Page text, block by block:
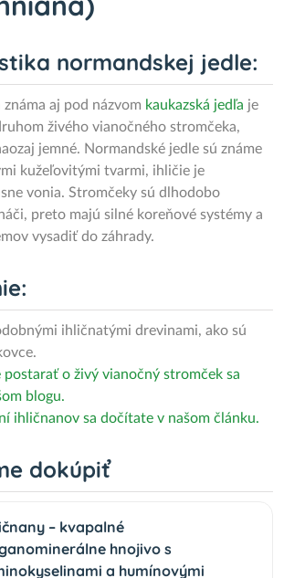
normandskej jedle:
aj pod názvom kaukazská jedľa je
živého vianočného stromčeka,
jemné. Normandské jedle sú známe
kužeľovitými tvarmi, ihličie je
vonia. Stromčeky sú dlhodobo
preto majú silné koreňové systémy a
vysadiť do záhrady.
ihličnatými drevinami, ako sú
postarať o živý vianočný stromček sa
blogu.
ihličnanov sa dočítate v našom článku.
dokúpiť
– kvapalné
hnojivo s
a humínovými